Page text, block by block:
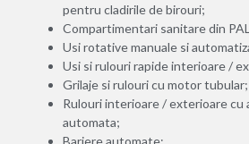
pentru cladirile de birouri;
Compartimentari sanitare din
Usi rotative manuale si
Usi si rulouri rapide interioare /
Grilaje si rulouri cu motor tubular;
Rulouri interioare / exterioare cu
automata;
Bariere automate;